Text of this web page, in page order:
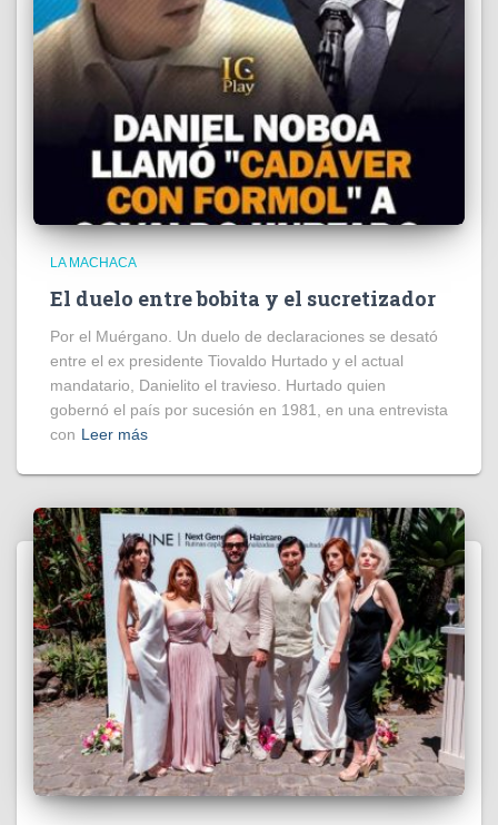
LA MACHACA
El duelo entre bobita y el sucretizador
Por el Muérgano. Un duelo de declaraciones se desató
entre el ex presidente Tiovaldo Hurtado y el actual
mandatario, Danielito el travieso. Hurtado quien
gobernó el país por sucesión en 1981, en una entrevista
con Leer más